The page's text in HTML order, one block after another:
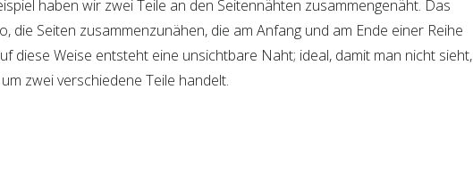
haben wir zwei Teile an den Seitennähten zusammengenäht. Das
die Seiten zusammenzunähen, die am Anfang und am Ende einer Reihe
diese Weise entsteht eine unsichtbare Naht; ideal, damit man nicht sieht,
zwei verschiedene Teile handelt.